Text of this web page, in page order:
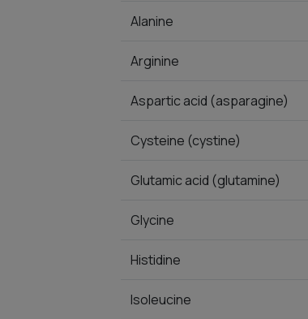
Alanine
Arginine
Aspartic acid (asparagine)
Cysteine (cystine)
Glutamic acid (glutamine)
Glycine
Histidine
Isoleucine